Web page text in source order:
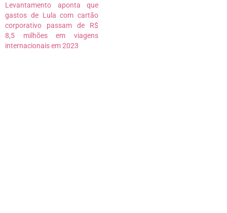
Levantamento aponta que
gastos de Lula com cartão
corporativo passam de R$
8,5 milhões em viagens
internacionais em 2023